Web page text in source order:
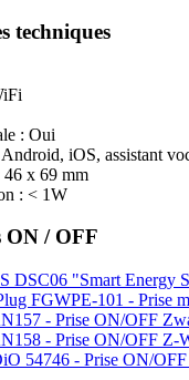
techniques
: Oui
iOS, assistant
46 x 69 mm
: < 1W
ON / OFF
DSC06 "Smart Energy
FGWPE-101 - Prise
- Prise ON/OFF
- Prise ON/OFF Z-
54746 - Prise ON/OFF